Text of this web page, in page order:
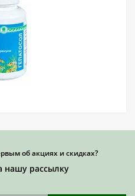
об акциях и скидках?
нашу рассылку